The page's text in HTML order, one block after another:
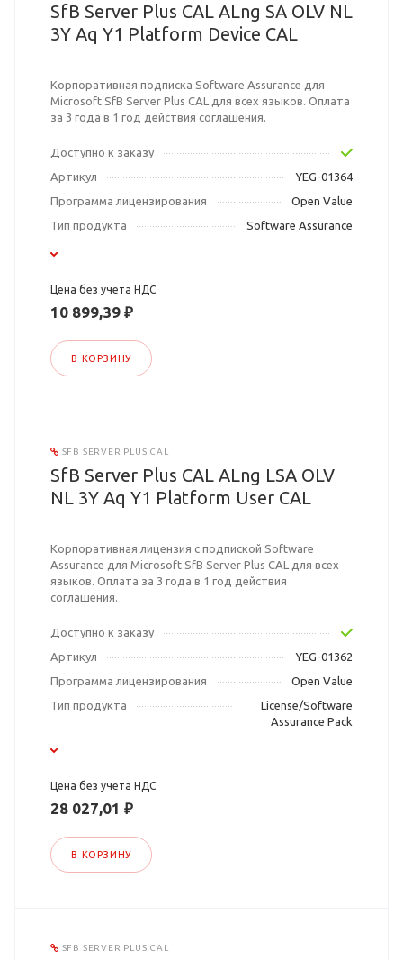
SfB Server Plus CAL ALng SA OLV NL
3Y Aq Y1 Platform Device CAL
Корпоративная подписка Software Assurance для
Microsoft SfB Server Plus CAL для всех языков. Оплата
за 3 года в 1 год действия соглашения.
Доступно к заказу
Артикул
YEG-01364
Программа лицензирования
Open Value
Тип продукта
Software Assurance
Цена без учета НДС
10 899,39 ₽
В КОРЗИНУ
SFB SERVER PLUS CAL
SfB Server Plus CAL ALng LSA OLV
NL 3Y Aq Y1 Platform User CAL
Корпоративная лицензия с подпиской Software
Assurance для Microsoft SfB Server Plus CAL для всех
языков. Оплата за 3 года в 1 год действия
соглашения.
Доступно к заказу
Артикул
YEG-01362
Программа лицензирования
Open Value
Тип продукта
License/Software
Assurance Pack
Цена без учета НДС
28 027,01 ₽
В КОРЗИНУ
SFB SERVER PLUS CAL